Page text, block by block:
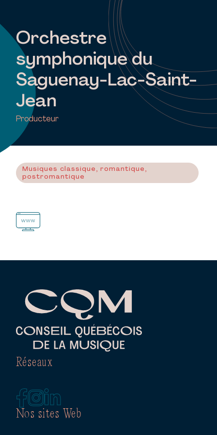
Orchestre
symphonique du
Saguenay-Lac-Saint-
Jean
Producteur
Musiques classique, romantique,
postromantique
Nos sites Web
Réseaux